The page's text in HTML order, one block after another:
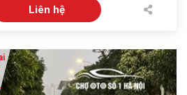
Liên hệ